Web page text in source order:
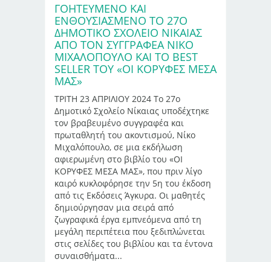
ΓΟΗΤΕΥΜΈΝΟ ΚΑΙ
ΕΝΘΟΥΣΙΑΣΜΈΝΟ ΤΟ 27Ο
ΔΗΜΟΤΙΚΌ ΣΧΟΛΕΊΟ ΝΊΚΑΙΑΣ
ΑΠΌ ΤΟΝ ΣΥΓΓΡΑΦΈΑ ΝΊΚΟ
ΜΙΧΑΛΌΠΟΥΛΟ ΚΑΙ ΤΟ BEST
SELLER ΤΟΥ «ΟΙ ΚΟΡΥΦΕΣ ΜΕΣΑ
ΜΑΣ»
ΤΡΙΤΗ 23 ΑΠΡΙΛΙΟΥ 2024 Το 27ο
Δημοτικό Σχολείο Νίκαιας υποδέχτηκε
τον βραβευμένο συγγραφέα και
πρωταθλητή του ακοντισμού, Νίκο
Μιχαλόπουλο, σε μια εκδήλωση
αφιερωμένη στο βιβλίο του «ΟΙ
ΚΟΡΥΦΕΣ ΜΕΣΑ ΜΑΣ», που πριν λίγο
καιρό κυκλοφόρησε την 5η του έκδοση
από τις Εκδόσεις Άγκυρα. Οι μαθητές
δημιούργησαν μια σειρά από
ζωγραφικά έργα εμπνεόμενα από τη
μεγάλη περιπέτεια που ξεδιπλώνεται
στις σελίδες του βιβλίου και τα έντονα
συναισθήματα...